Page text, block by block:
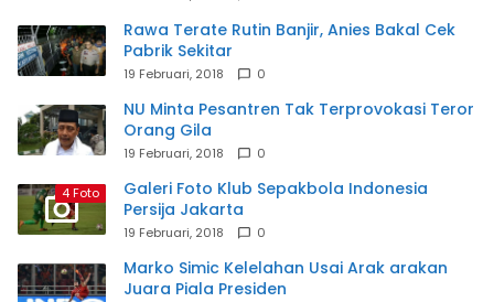
Rawa Terate Rutin Banjir, Anies Bakal Cek
Pabrik Sekitar
19 Februari, 2018 0
NU Minta Pesantren Tak Terprovokasi Teror
Orang Gila
19 Februari, 2018 0
4 Foto
Galeri Foto Klub Sepakbola Indonesia
Persija Jakarta
19 Februari, 2018 0
Marko Simic Kelelahan Usai Arak arakan
Juara Piala Presiden